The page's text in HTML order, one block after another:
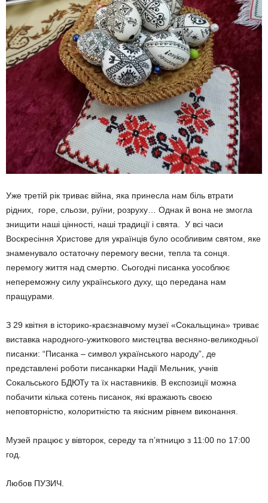
Уже третій рік триває війна, яка принесла нам біль втрати
рідних, горе, сльози, руїни, розруху… Однак й вона не змогла
знищити наші цінності, наші традиції і свята. У всі часи
Воскресіння Христове для українців було особливим святом, яке
знаменувало остаточну перемогу весни, тепла та сонця.
перемогу життя над смертю. Сьогодні писанка уособлює
непереможну силу українського духу, що передана нам
пращурами.
З 29 квітня в історико-краєзнавчому музеї «Сокальщина» триває
виставка народного-ужиткового мистецтва весняно-великодньої
писанки: “Писанка – символ українського народу”, де
представлені роботи писанкарки Надії Мельник, учнів
Сокальського БДЮТу та їх наставників. В експозиції можна
побачити кілька сотень писанок, які вражають своєю
неповторністю, колоритністю та якісним рівнем виконання.
Музей працює у вівторок, середу та п’ятницю з 11:00 по 17:00
год.
Любов ПУЗИЧ.